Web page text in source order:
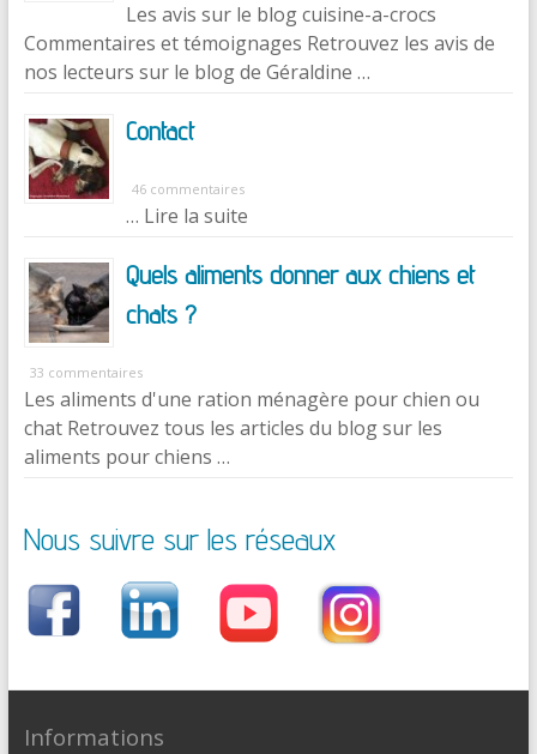
Les avis sur le blog cuisine-a-crocs
Commentaires et témoignages Retrouvez les avis de
nos lecteurs sur le blog de Géraldine …
Contact
46 commentaires
… Lire la suite
Quels aliments donner aux chiens et
chats ?
33 commentaires
Les aliments d'une ration ménagère pour chien ou
chat Retrouvez tous les articles du blog sur les
aliments pour chiens …
Nous suivre sur les réseaux
Informations